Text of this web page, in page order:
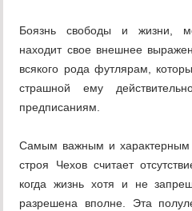
Боязнь свободы и жизни,
находит свое внешнее
всякого рода футлярам,
страшной ему
предписаниям.
Самым важным и характерным
строя Чехов считает
когда жизнь хотя и не
разрешена вполне. Эта